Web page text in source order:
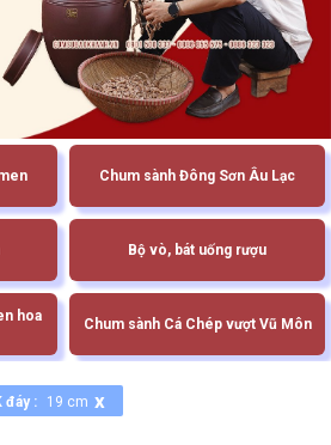
Chum sành Đông Sơn Âu Lạc
Bộ vò, bát uống rượu
hoa
Chum sành Cá Chép vượt Vũ Môn
đáy : 19 cm x